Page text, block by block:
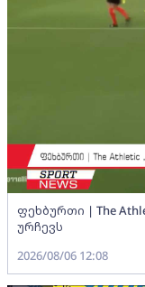
ფეხბურთი | The
ურჩევს
2026/08/06 12:08